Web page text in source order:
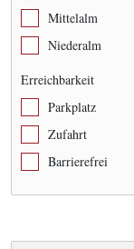
Mittelalm
Niederalm
Erreichbarkeit
Parkplatz
Zufahrt
Barrierefrei